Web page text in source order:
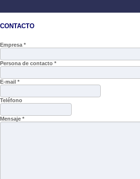
CONTACTO
Empresa *
Persona de contacto *
E-mail *
Teléfono
Mensaje *